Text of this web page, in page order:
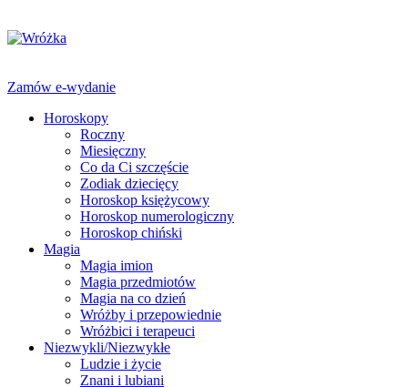
Zamów e-wydanie
Horoskopy
Roczny
Miesięczny
Co da Ci szczęście
Zodiak dziecięcy
Horoskop księżycowy
Horoskop numerologiczny
Horoskop chiński
Magia
Magia imion
Magia przedmiotów
Magia na co dzień
Wróżby i przepowiednie
Wróżbici i terapeuci
Niezwykli/Niezwykłe
Ludzie i życie
Znani i lubiani